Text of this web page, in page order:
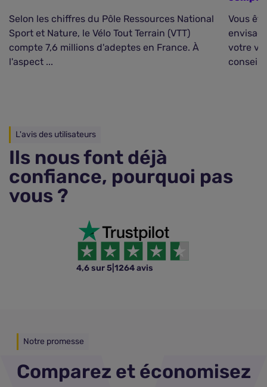
Selon les chiffres du Pôle Ressources National
Sport et Nature, le Vélo Tout Terrain (VTT)
compte 7,6 millions d'adeptes en France. À
l'aspect ...
Vous
votre
L'avis des utilisateurs
Ils nous font déjà
confiance, pourquoi pas
vous ?
4,6 sur 5 1264 avis
Notre promesse
Comparez et économisez